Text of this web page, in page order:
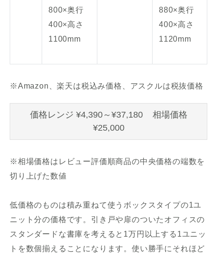
800×奥行
400×高さ
1100mm
880×奥行
400×高さ
1120mm
※Amazon、楽天は税込み価格、アスクルは税抜価格
価格レンジ ¥4,390～¥37,180 相場価格
¥25,000
※相場価格はレビュー評価順商品の中央価格の端数を
切り上げた数値
低価格のものは積み重ねて使うボックスタイプの1ユ
ニット分の価格です。引き戸や扉のついたオフィスの
スタンダードな書庫を考えると1万円以上する1ユニッ
トを数個揃えることになります。使い勝手にそれほど